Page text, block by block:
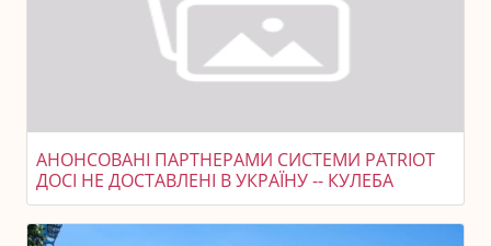
АНОНСОВАНІ ПАРТНЕРАМИ СИСТЕМИ PATRIOT
ДОСІ НЕ ДОСТАВЛЕНІ В УКРАЇНУ -- КУЛЕБА